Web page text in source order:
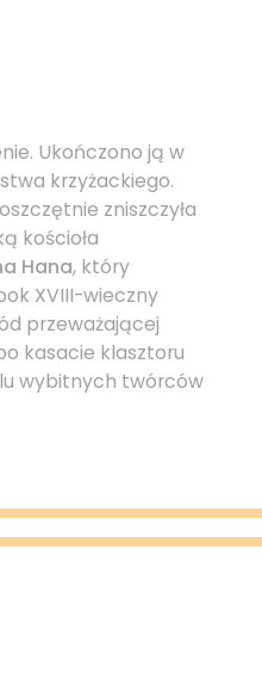
Ukończono ją w
krzyżackiego.
zniszczyła
kościoła
Hana, który
XVIII-wieczny
przeważającej
kasacie klasztoru
wybitnych twórców